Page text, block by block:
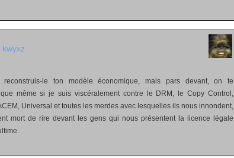
kwyxz
reconstruis-le ton modèle économique, mais pars devant, on te
même si je suis viscéralement contre le DRM, le Copy Control,
Universal et toutes les merdes avec lesquelles ils nous innondent,
mort de rire devant les gens qui nous présentent la licence légale